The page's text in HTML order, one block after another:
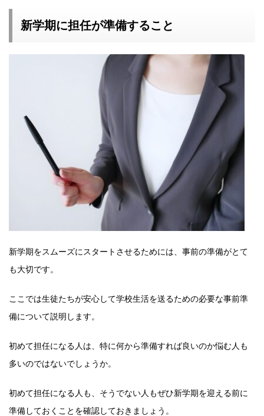
新学期に担任が準備すること
新学期をスムーズにスタートさせるためには、事前の準備がとて
も大切です。
ここでは生徒たちが安心して学校生活を送るための必要な事前準
備について説明します。
初めて担任になる人は、特に何から準備すれば良いのか悩む人も
多いのではないでしょうか。
初めて担任になる人も、そうでない人もぜひ新学期を迎える前に
準備しておくことを確認しておきましょう。